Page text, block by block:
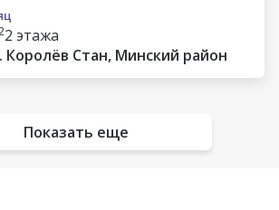
2 этажа
Королёв Стан, Минский район
Показать еще